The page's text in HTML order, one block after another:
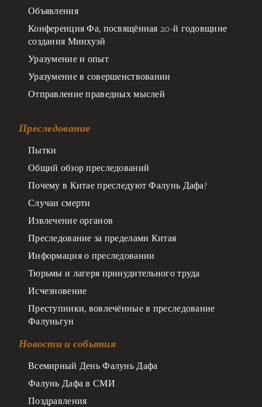
Объявления
Конференция Фа, посвящённая 20-й годовщине
создания Минхуэй
Уразумение и опыт
Уразумение в совершенствовании
Отправление праведных мыслей
Преследование
Пытки
Общий обзор преследований
Почему в Китае преследуют Фалунь Дафа?
Случаи смерти
Извлечение органов
Преследование за пределами Китая
Информация о преследовании
Тюрьмы и лагеря принудительного труда
Исчезновение
Преступники, вовлечённые в преследование
Фалуньгун
Новости и события
Всемирный День Фалунь Дафа
Фалунь Дафа в СМИ
Поздравления